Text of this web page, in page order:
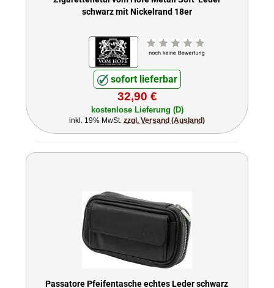
schwarz mit Nickelrand 18er
sofort lieferbar
32,90 €
kostenlose Lieferung (D)
inkl. 19% MwSt. zzgl. Versand (Ausland)
Passatore Pfeifentasche echtes Leder schwarz